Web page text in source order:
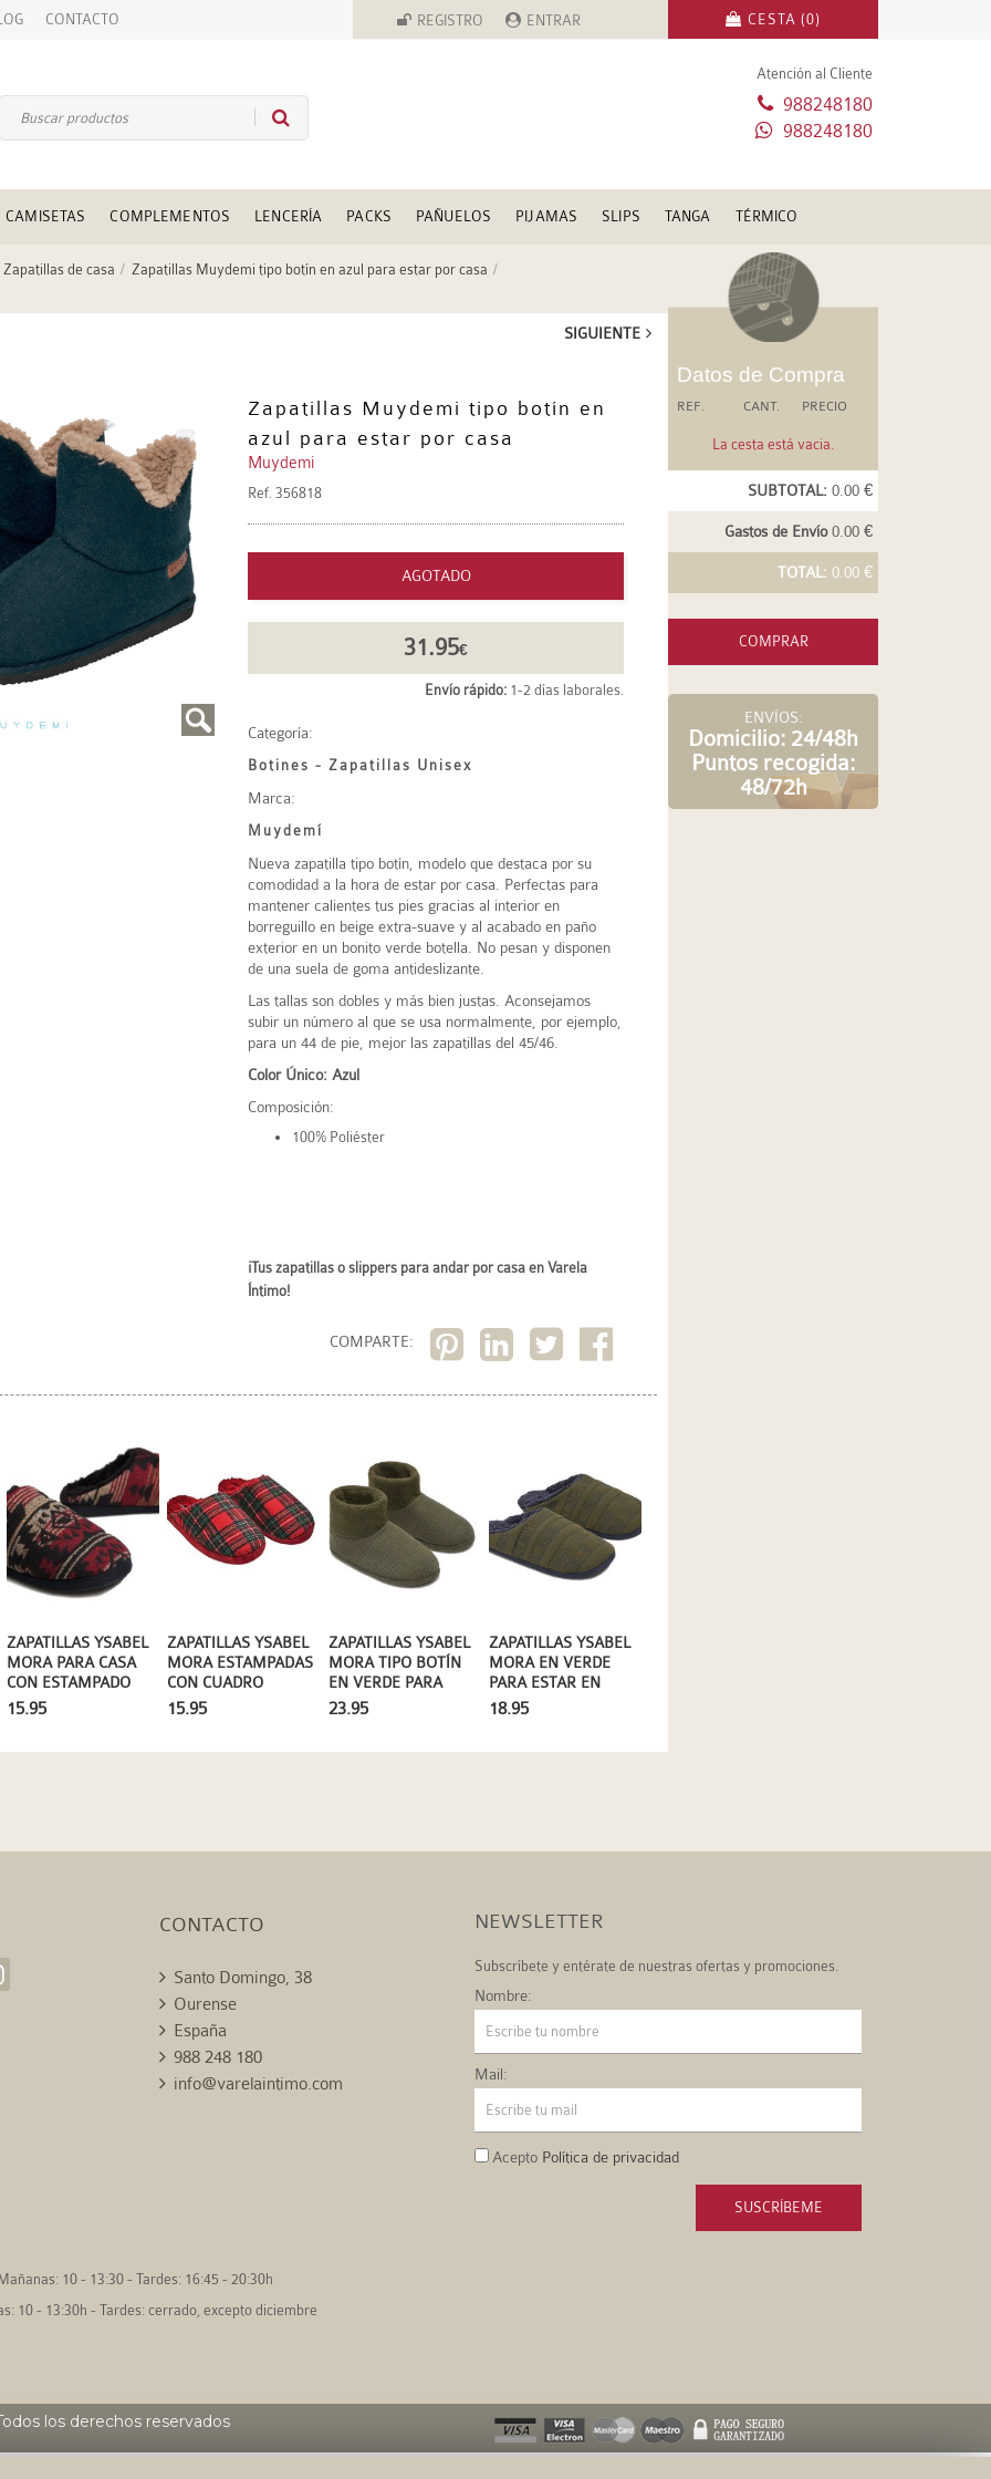
CONTACTO REGISTRO ENTRAR CESTA (0)
Atención al Cliente
988248180
988248180
CAMISETAS COMPLEMENTOS LENCERÍA PACKS PAÑUELOS PIJAMAS SLIPS TANGA TÉRMICO
Zapatillas de casa Zapatillas Muydemi tipo botín en azul para estar por casa
SIGUIENTE
Zapatillas Muydemi tipo botín en
azul para estar por casa
Muydemi
Ref. 356818
AGOTADO
31.95€
Envío rápido: 1-2 días laborales.
Categoría:
Botines - Zapatillas Unisex
Marca:
Muydemí
Nueva zapatilla tipo botín, modelo que destaca por su
comodidad a la hora de estar por casa. Perfectas para
mantener calientes tus pies gracias al interior en
borreguillo en beige extra-suave y al acabado en paño
exterior en un bonito verde botella. No pesan y disponen
de una suela de goma antideslizante.
Las tallas son dobles y más bien justas. Aconsejamos
subir un número al que se usa normalmente, por ejemplo,
para un 44 de pie, mejor las zapatillas del 45/46.
Color Único: Azul
Composición:
100% Poliéster
¡Tus zapatillas o slippers para andar por casa en Varela
Íntimo!
COMPARTE:
ZAPATILLAS YSABEL
MORA EN VERDE
PARA ESTAR EN
CASA
18.95
ZAPATILLAS YSABEL
MORA TIPO BOTÍN
EN VERDE PARA
ESTAR POR CASA
23.95
ZAPATILLAS YSABEL
MORA ESTAMPADAS
CON CUADRO
ESCOCÉS EN ROJO
15.95
ZAPATILLAS YSABEL
MORA PARA CASA
CON ESTAMPADO
ÉTNICO
15.95
Datos de Compra
REF. CANT. PRECIO
La cesta está vacia.
SUBTOTAL: 0.00 €
Gastos de Envío0.00 €
TOTAL: 0.00 €
COMPRAR
ENVÍOS:
Domicilio: 24/48h
Puntos recogida:
48/72h
CONTACTO
Santo Domingo, 38
Ourense
España
988 248 180
info@varelaintimo.com
NEWSLETTER
Subscríbete y entérate de nuestras ofertas y promociones.
Nombre:
Mail:
Acepto Política de privacidad
SUSCRÍBEME
10 - 13:30 - Tardes: 16:45 - 20:30h
10 - 13:30h - Tardes: cerrado, excepto diciembre
los derechos reservados